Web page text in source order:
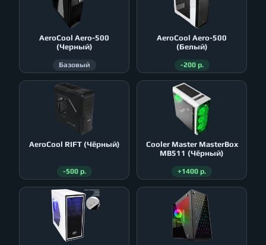
AeroСool Aero-500
(Черный)
Базовый
AeroСool Aero-500
(Белый)
-200 р.
AeroСool RIFT (Чёрный)
-500 р.
Cooler Master MasterBox
MB511 (Чёрный)
+1400 р.